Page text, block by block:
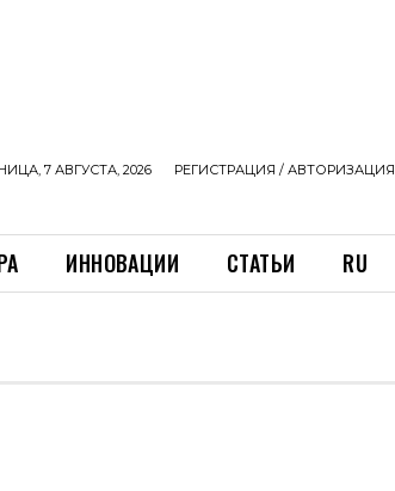
7 АВГУСТА, 2026 РЕГИСТРАЦИЯ / АВТОРИЗАЦИЯ
ИННОВАЦИИ СТАТЬИ RU